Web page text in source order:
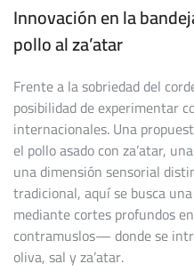
Innovación en la
pollo al za’atar
Frente a la sobriedad del
posibilidad de experimentar
internacionales. Una
el pollo asado con za’atar,
una dimensión sensorial
tradicional, aquí se busca
mediante cortes profundos
contramuslos— donde se
oliva, sal y za’atar.